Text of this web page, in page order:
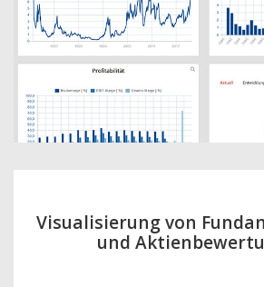
Visualisierung von
und